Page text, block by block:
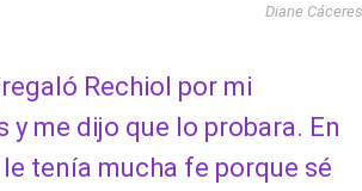
Diane Cáceres
Rechiol por mi
y me dijo que lo probara. En
tenía mucha fe porque sé